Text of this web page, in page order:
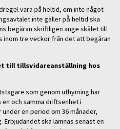
vara på heltid, om inte något
inte gäller på̊ heltid ska
begäran skriftligen ange skälet till
inom tre veckor från det att begäran
till tillsvidareanställning hos
som genom uthyrning har
och samma driftsenhet i
en period om 36 månader,
ska lämnas senast en